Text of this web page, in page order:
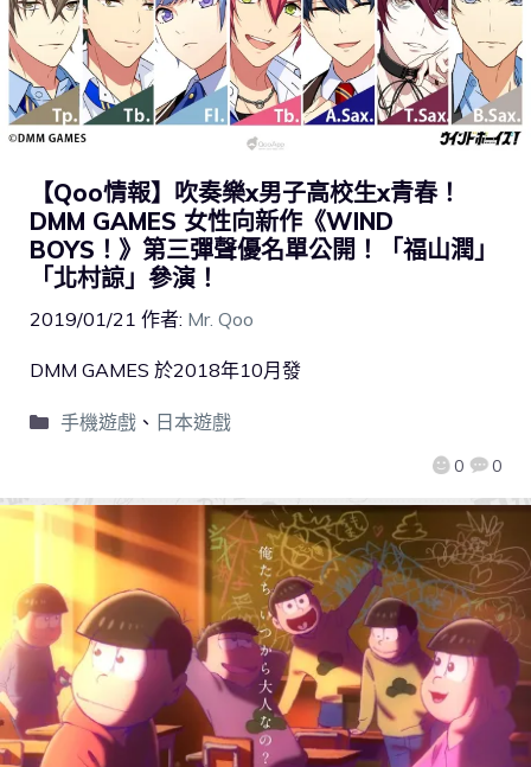
【Qoo情報】吹奏樂x男子高校生x青春！
DMM GAMES 女性向新作《WIND
BOYS！》第三彈聲優名單公開！「福山潤」
「北村諒」參演！
2019/01/21 作者: Mr. Qoo
0 0
DMM GAMES 於2018年10月發
手機遊戲、 日本遊戲